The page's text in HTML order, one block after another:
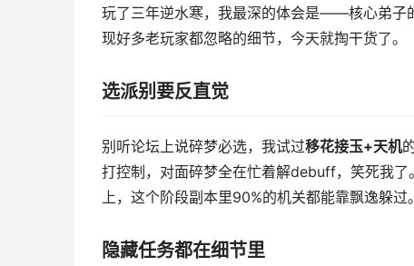
玩了三年逆水寒，我最深的体会是——核心弟子
现好多老玩家都忽略的细节，今天就掏干货了。
选派别要反直觉
别听论坛上说碎梦必选，我试过移花接玉+天机
打控制，对面碎梦全在忙着解debuff，笑死我
上，这个阶段副本里90%的机关都能靠飘逸躲过。
隐藏任务都在细节里